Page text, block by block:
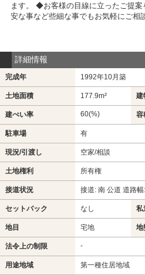
ます。 ◆お客様の目線に立ったご提
安な事など些細な事でもお気軽にご相
詳細情報
完成年 1992年10月築
土地面積 177.9m² 建
建ぺい率 60(%) 容
駐車場 有
現況/引渡し 空家/相談
土地権利 所有権
接道状況 接道: 南 公道 道路幅
セットバック なし 私
地目 宅地 地
法令上の制限 -
用途地域 第一種住居地域